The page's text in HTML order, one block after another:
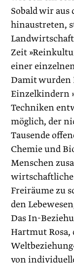
Sobald wir
hinaustreten,
Zeit
einer
Damit wurden
Einzelkindern
Techniken
möglich, der
Tausende
Chemie und
Menschen
wirtschaftliche
Freiräume zu
den
Das In-
Hartmut Rosa,
von